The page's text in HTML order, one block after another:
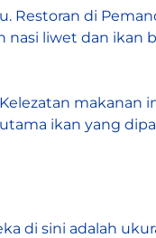
Restoran di
liwet dan ikan
makanan
ikan yang
di sini adalah